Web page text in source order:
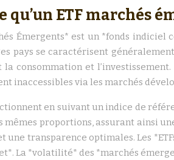
qu’un ETF marchés
Émergents* est un *fonds indiciel
pays se caractérisent
consommation et
inaccessibles via les marchés
en suivant un indice de
mêmes proportions, assurant ainsi
une transparence optimales. Les
La *volatilité* des *marchés